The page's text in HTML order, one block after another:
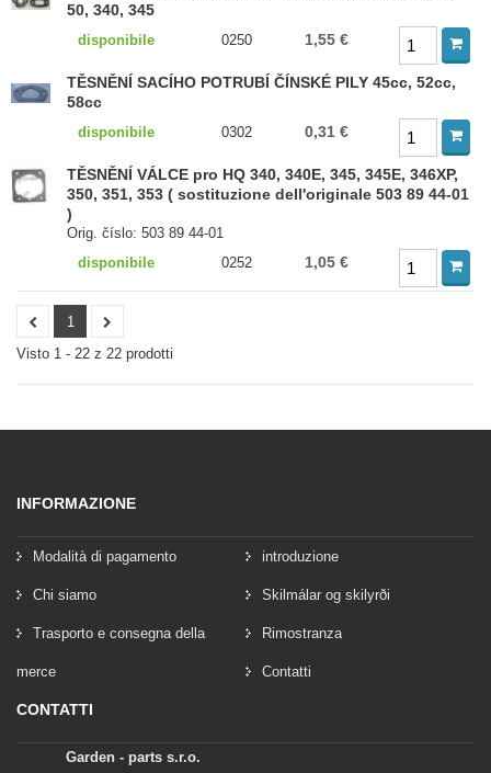
50, 340, 345
disponibile 0250 1,55 €
TĚSNĚNÍ SACÍHO POTRUBÍ ČÍNSKÉ PILY 45cc, 52cc,
58cc
disponibile 0302 0,31 €
TĚSNĚNÍ VÁLCE pro HQ 340, 340E, 345, 345E, 346XP,
350, 351, 353 ( sostituzione dell'originale 503 89 44-01
)
Orig. číslo: 503 89 44-01
disponibile
0252 1,05 €
1
Visto 1 - 22 z 22 prodotti
INFORMAZIONE
Modalità di pagamento introduzione
Chi siamo Skilmálar og skilyrði
Trasporto e consegna della
merce
Rimostranza
Contatti
CONTATTI
Garden - parts s.r.o.